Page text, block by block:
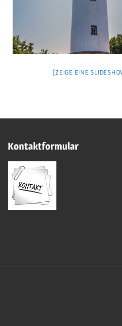
[ZEIGE EINE
Kontaktformular